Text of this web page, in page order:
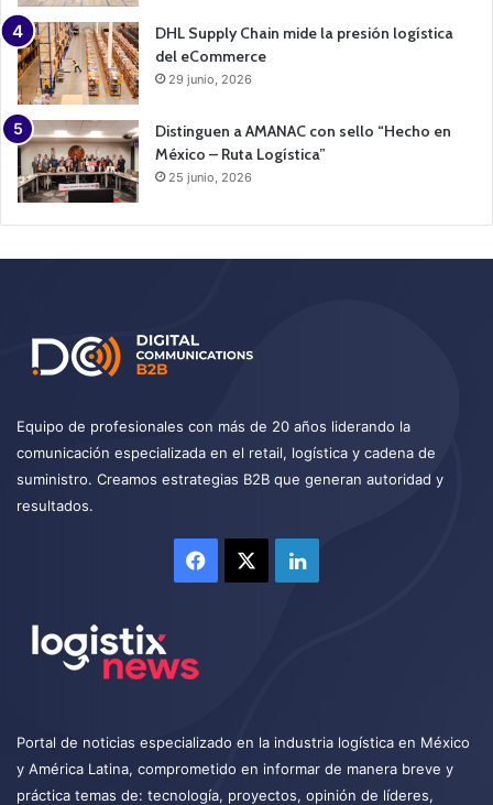
DHL Supply Chain mide la presión logística
del eCommerce
29 junio, 2026
Distinguen a AMANAC con sello “Hecho en
México – Ruta Logística”
25 junio, 2026
Equipo de profesionales con más de 20 años liderando la
comunicación especializada en el retail, logística y cadena de
suministro. Creamos estrategias B2B que generan autoridad y
resultados.
Facebook LinkedIn
Portal de noticias especializado en la industria logística en México
y América Latina, comprometido en informar de manera breve y
práctica temas de: tecnología, proyectos, opinión de líderes,